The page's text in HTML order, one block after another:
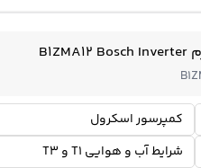
کمپرسور اسکرول
شرایط آب و هوایی T1 و T3